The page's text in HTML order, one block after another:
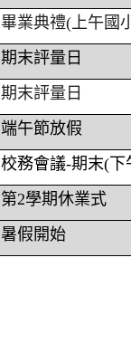
畢業典禮(上午國
期末評量日
期末評量日
端午節放假
校務會議-期末(下
第2學期休業式
暑假開始